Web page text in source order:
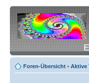
Foren-Übersicht • Aktive